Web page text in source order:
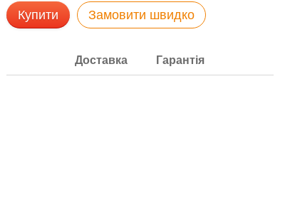
Купити Замовити швидко
Доставка Гарантія